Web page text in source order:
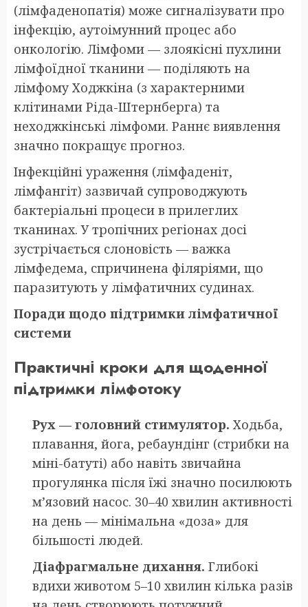
(лімфаденопатія) може сигналізувати про
інфекцію, аутоімунний процес або
онкологію. Лімфоми — злоякісні пухлини
лімфоїдної тканини — поділяють на
лімфому Ходжкіна (з характерними
клітинами Ріда-Штернберга) та
неходжкінські лімфоми. Раннє виявлення
значно покращує прогноз.
Інфекційні ураження (лімфаденіт,
лімфангіт) зазвичай супроводжують
бактеріальні процеси в прилеглих
тканинах. У тропічних регіонах досі
зустрічається слоновість — важка
лімфедема, спричинена філяріями, що
паразитують у лімфатичних судинах.
Поради щодо підтримки лімфатичної
системи
Практичні кроки для щоденної
підтримки лімфотоку
Рух — головний стимулятор. Ходьба,
плавання, йога, ребаундінг (стрибки на
міні-батуті) або навіть звичайна
прогулянка після їжі значно посилюють
м’язовий насос. 30–40 хвилин активності
на день — мінімальна «доза» для
більшості людей.
Діафрагмальне дихання. Глибокі
вдихи животом 5–10 хвилин кілька разів